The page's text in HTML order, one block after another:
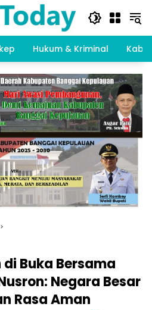
Hukum & Kriminal
Buka Bersama
Negara Besar
Rasa Aman